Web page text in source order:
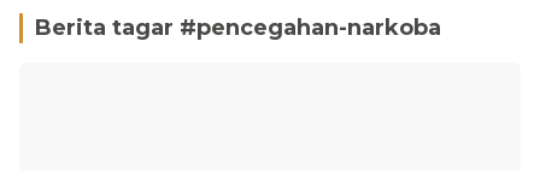
Berita tagar #pencegahan-narkoba